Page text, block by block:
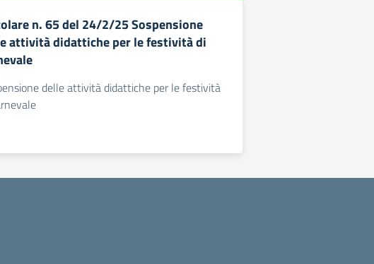
n. 65 del 24/2/25 Sospensione
attività didattiche per le festività di
delle attività didattiche per le festività